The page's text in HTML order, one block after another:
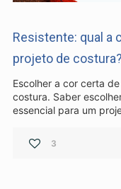
Resistente
Resistente: qual a
projeto de costura?
Escolher a cor certa
costura. Saber
essencial para um
3